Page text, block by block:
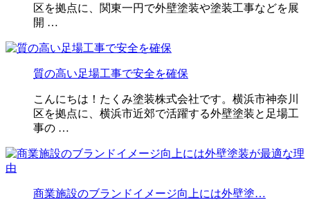
区を拠点に、関東一円で外壁塗装や塗装工事などを展
開 …
質の高い足場工事で安全を確保
こんにちは！たくみ塗装株式会社です。横浜市神奈川
区を拠点に、横浜市近郊で活躍する外壁塗装と足場工
事の …
商業施設のブランドイメージ向上には外壁塗…